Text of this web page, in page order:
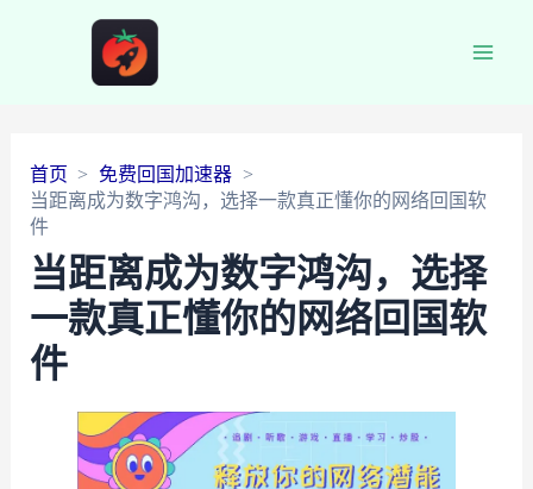
首页
免费回国加速器
当距离成为数字鸿沟，选择一款真正懂你的网络回国软
件
当距离成为数字鸿沟，选择
一款真正懂你的网络回国软
件